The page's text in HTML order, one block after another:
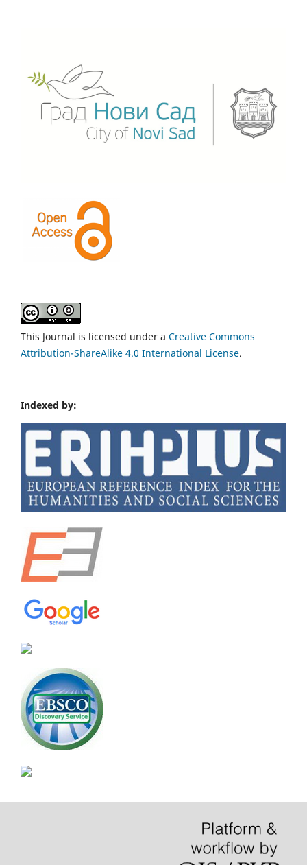
This Journal is licensed under a Creative Commons
Attribution-ShareAlike 4.0 International License.
Indexed by: